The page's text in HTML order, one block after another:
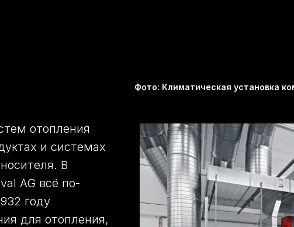
Фото: Климатическая установка
отопления
и системах
В
AG всё по-
году
для отопления,